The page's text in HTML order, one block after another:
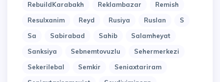
RebuildKarabakh
Reklambazar
Remish
Resulxanim
Reyd Rusiya Ruslan
S
Sa
Sabirabad Sahib
Salamheyat
Sanksiya
Sebnemtovuzlu
Sehermerkezi
Sekerilebal
Semkir
Seniaxtariram